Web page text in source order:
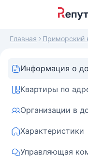
Главная Приморский
Информация о
Квартиры по
Организации в
Характеристики
Управляющая